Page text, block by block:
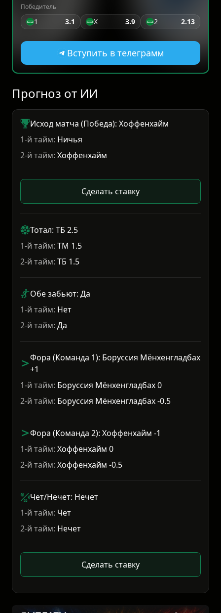
Победитель
1 3.1 X 3.9 2 2.13
Вступить в телеграмм
Прогноз от ИИ
Исход матча (Победа): Хоффенхайм
1-й тайм: Ничья
2-й тайм: Хоффенхайм
Сделать ставку
Тотал: ТБ 2.5
1-й тайм: ТМ 1.5
2-й тайм: ТБ 1.5
Обе забьют: Да
1-й тайм: Нет
2-й тайм: Да
Фора (Команда 1): Боруссия Мёнхенгладбах
+1
1-й тайм: Боруссия Мёнхенгладбах 0
2-й тайм: Боруссия Мёнхенгладбах -0.5
Фора (Команда 2): Хоффенхайм -1
1-й тайм: Хоффенхайм 0
2-й тайм: Хоффенхайм -0.5
Чет/Нечет: Нечет
1-й тайм: Чет
2-й тайм: Нечет
Сделать ставку